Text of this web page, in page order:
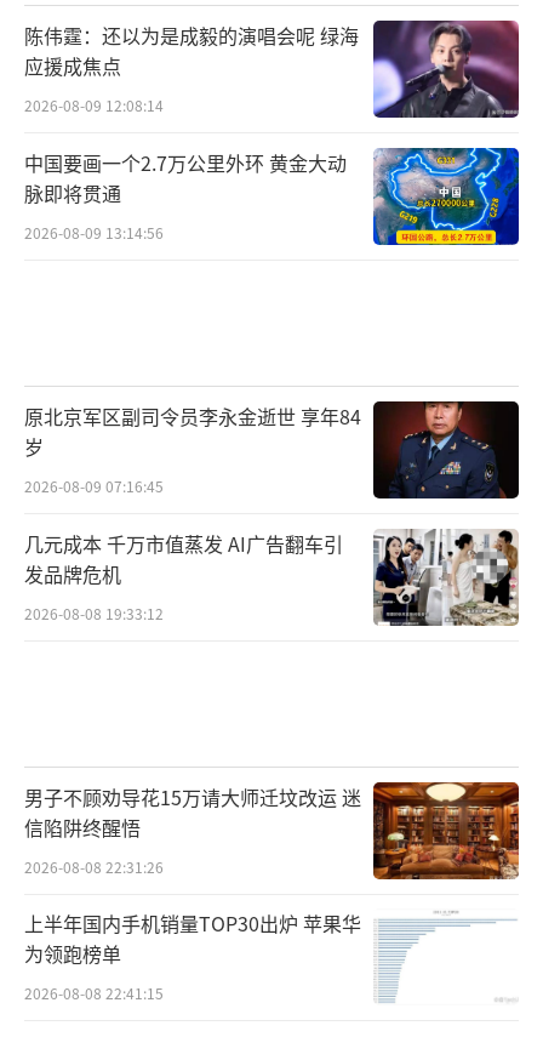
陈伟霆：还以为是成毅的演唱会呢 绿海
应援成焦点
2026-08-09 12:08:14
中国要画一个2.7万公里外环 黄金大动
脉即将贯通
2026-08-09 13:14:56
原北京军区副司令员李永金逝世 享年84
岁
2026-08-09 07:16:45
几元成本 千万市值蒸发 AI广告翻车引
发品牌危机
2026-08-08 19:33:12
男子不顾劝导花15万请大师迁坟改运 迷
信陷阱终醒悟
2026-08-08 22:31:26
上半年国内手机销量TOP30出炉 苹果华
为领跑榜单
2026-08-08 22:41:15